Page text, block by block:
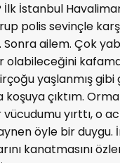
İstanbul
polis sevinçle
Sonra ailem. Çok
olabileceğini
yaşlanmış gibi
koşuya çıktım.
yırttı, o
öyle bir duygu.
kanatmasını